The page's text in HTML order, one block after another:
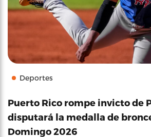
Deportes
Puerto Rico rompe invicto de
disputará la medalla de
Domingo 2026